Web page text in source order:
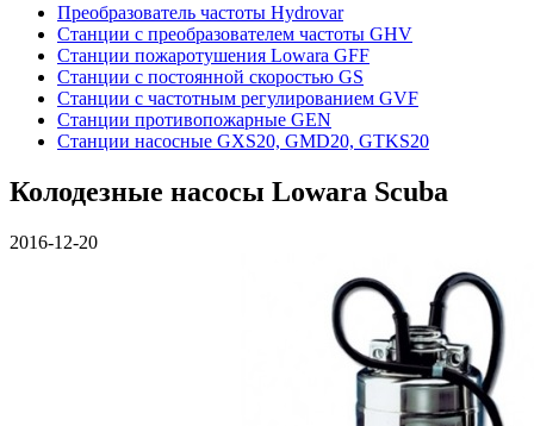
Преобразователь частоты Hydrovar
Станции с преобразователем частоты GHV
Станции пожаротушения Lowara GFF
Станции с постоянной скоростью GS
Станции с частотным регулированием GVF
Станции противопожарные GEN
Станции насосные GXS20, GMD20, GTKS20
Колодезные насосы Lowara Scuba
2016-12-20